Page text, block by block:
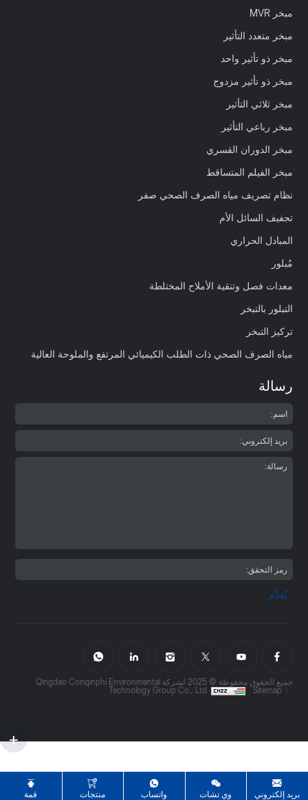
بريد إلكتروني وي تشات واتساب منتجات قمة
مبخر MVR
مبخر متعدد التأثير
مبخر ذو تأثير واحد
مبخر ذو تأثير مزدوج
مبخر ثلاثي التأثير
مبخر رباعي التأثير
مبخر الدوران القسري
مبخر الفيلم المتساقط
نظام تصريف مياه الصرف الصحي صفر
تجفيف السائل الأم
المبادل الحراري
مُبلور
معدات فصل وتنقية الأملاح المختلطة
التبلور بالتبخر
تركيز التبخر
مياه الصرف الصحي ذات الطلب الكيميائي المرتفع والملوحة العالية
رسالة
يُقدِّم
جميع الحقوق محفوظة © 2025 لشركة Qingdao Conqinphi Environmental
Technology Group Co., Ltd.
Sitemap